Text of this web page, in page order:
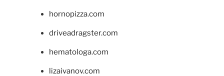
hornopizza.com
driveadragster.com
hematologa.com
lizaivanov.com